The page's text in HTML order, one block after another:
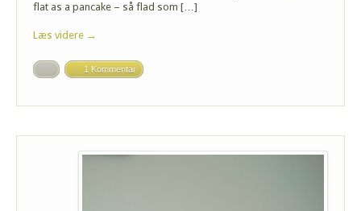
flat as a pancake – så flad som […]
Læs videre →
1 Kommentar